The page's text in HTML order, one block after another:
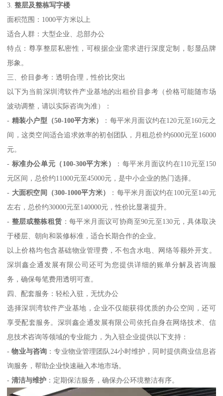
3.整层及整栋写字楼
面积范围：1000平方米以上
适合人群：大型企业、总部办公
特点：尊享整层私密性，可根据企业需求进行深度定制，彰显品牌
形象。
三、价目参考：透明合理，性价比突出
以下为当前深圳湾软件产业基地的出租价目参考（价格可能随市场
波动调整，请以实际咨询为准）：
- 精装小户型（50-100平方米）
：每平米月面议约在120元至160元之
间，这类空间适合追求效率的初创团队，月租总价约6000元至16000
元。
- 标准办公单元（100-300平方米）
：每平米月面议约在110元至150
元区间，总价约11000元至45000元，是中小企业的热门选择。
- 大面积空间（300-1000平方米）
：每平米月面议约在100元至140元
左右，总价约30000元至140000元，性价比显著提升。
- 整层或整栋租赁 ：每平米月面议可协商至90元至130元，具体取决
于楼层、朝向和装修标准，适合长期合作的企业。
以上价格均包含基础物业管理费，不包含水电、网络等额外开支。
深圳鑫企通发展有限公司还可为您提供详细的账单分解及咨询服
务，确保每笔费用透明可查。
四、配套服务：轻松入驻，无忧办公
选择深圳湾软件产业基地，企业不仅能获得优质的办公空间，还可
享受配套服务。深圳鑫企通发展有限公司依托自身在网络技术、信
息技术咨询等领域的专业能力，为入驻企业提供以下支持：
-物业与咨询 ：专业物业管理团队24小时维护，同时提供商业信息咨
询服务，帮助企业快速融入本地市场。
-清洁与维护 ：定期保洁服务，确保办公环境整洁有序。